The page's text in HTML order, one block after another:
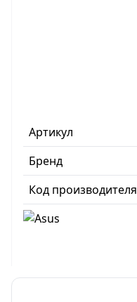
Артикул
Бренд
Код производителя